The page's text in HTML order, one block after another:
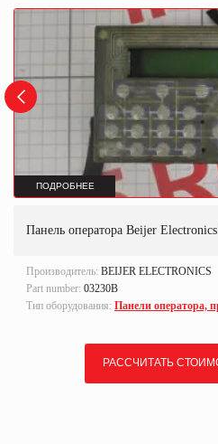
ПОДРОБНЕЕ
Панель оператора Beijer
Производитель: BEIJER ELECTRONICS
Part number: 03230B
Тип оборудования: Панели оператора,
РАССЧИТАТЬ